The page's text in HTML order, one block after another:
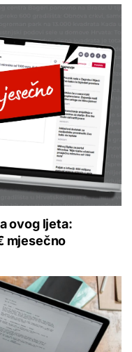
ovog ljeta:
mjesečno